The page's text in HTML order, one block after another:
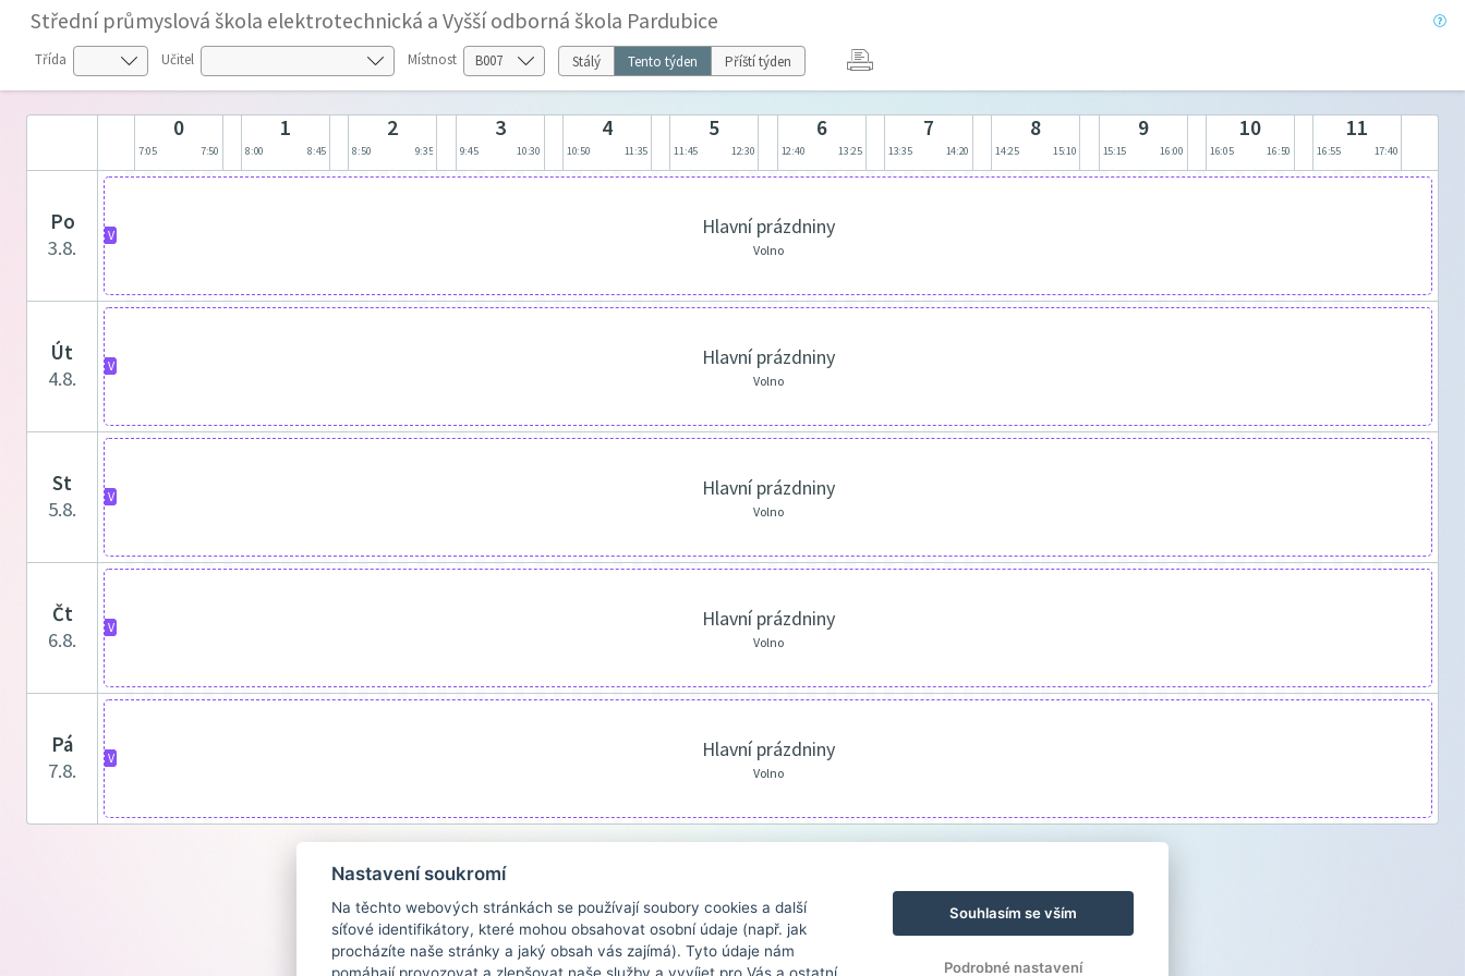
Střední průmyslová škola elektrotechnická a Vyšší odborná škola Pardubice
Třída Učitel Místnost Stálý Tento týden Příští týden
0
7:05 7:50
1
8:00 8:45
2
8:50 9:35
3
9:45 10:30
4
10:50 11:35
5
11:45 12:30
6
12:40 13:25
7
13:35 14:20
8
14:25 15:10
9
15:15 16:00
10
16:05 16:50
11
16:55 17:40
po
3.8.
V Hlavní prázdniny
Volno
út
4.8.
V Hlavní prázdniny
Volno
st
5.8.
V Hlavní prázdniny
Volno
čt
6.8.
V Hlavní prázdniny
Volno
pá
7.8.
V Hlavní prázdniny
Volno
Nastavení soukromí
Na těchto webových stránkách se používají soubory cookies a další
síťové identifikátory, které mohou obsahovat osobní údaje (např. jak
procházíte naše stránky a jaký obsah vás zajímá). Tyto údaje nám
Souhlasím se vším
Podrobné nastavení